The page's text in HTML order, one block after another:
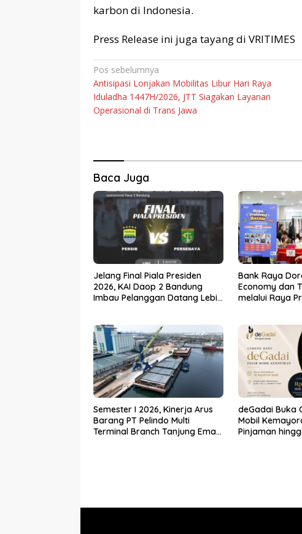
karbon di Indonesia.
Press Release ini juga tayang di VRITIMES
Navigasi
pos
Pos sebelumnya
Antisipasi Lonjakan Mobilitas Libur Hari Raya
Iduladha 1447H/2026, JTT Siagakan Layanan
Operasional di Trans Jawa
Baca Juga
Jelang Final Piala Presiden
2026, KAI Daop 2 Bandung
Imbau Pelanggan Datang Lebih
Bank Raya
Economy dan
melalui Raya
Semester I 2026, Kinerja Arus
Barang PT Pelindo Multi
Terminal Branch Tanjung Emas
deGadai Buka
Mobil
Pinjaman